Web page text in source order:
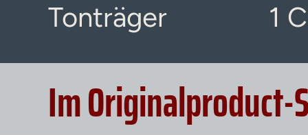
Tonträger
1
Im